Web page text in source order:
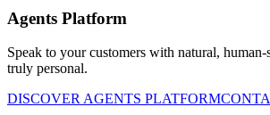
Agents Platform
Speak to your customers with natural,
truly personal.
DISCOVER AGENTS PLATFORM